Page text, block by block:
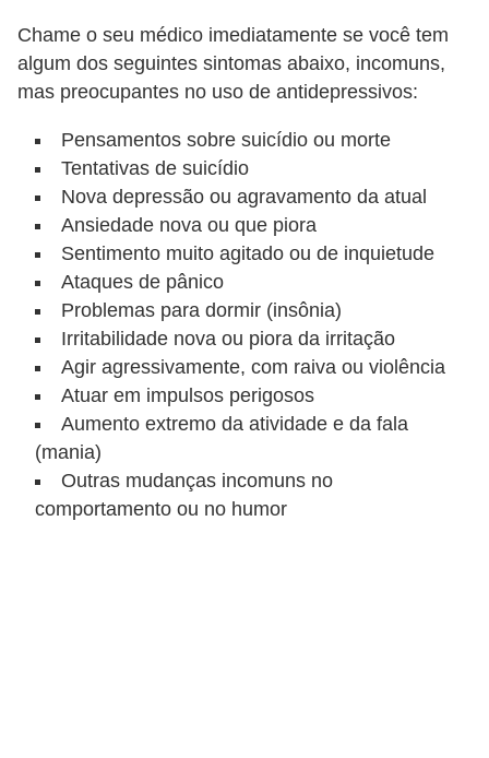
Chame o seu médico imediatamente se você tem
algum dos seguintes sintomas abaixo, incomuns,
mas preocupantes no uso de antidepressivos:
Pensamentos sobre suicídio ou morte
Tentativas de suicídio
Nova depressão ou agravamento da atual
Ansiedade nova ou que piora
Sentimento muito agitado ou de inquietude
Ataques de pânico
Problemas para dormir (insônia)
Irritabilidade nova ou piora da irritação
Agir agressivamente, com raiva ou violência
Atuar em impulsos perigosos
Aumento extremo da atividade e da fala
(mania)
Outras mudanças incomuns no
comportamento ou no humor